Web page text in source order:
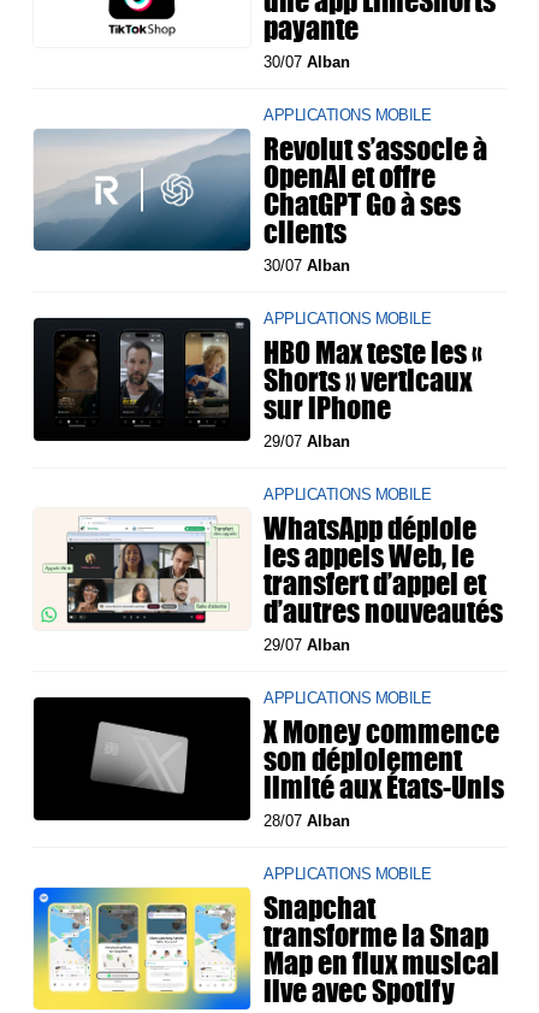
payante
30/07Alban
APPLICATIONS MOBILE
Revolut s’associe à
OpenAI et offre
ChatGPT Go à ses
clients
30/07Alban
APPLICATIONS MOBILE
HBO Max teste les «
Shorts » verticaux
sur iPhone
29/07Alban
APPLICATIONS MOBILE
WhatsApp déploie
les appels Web, le
transfert d’appel et
d’autres nouveautés
29/07Alban
APPLICATIONS MOBILE
X Money commence
son déploiement
limité aux États-Unis
28/07Alban
APPLICATIONS MOBILE
Snapchat
transforme la Snap
Map en flux musical
live avec Spotify